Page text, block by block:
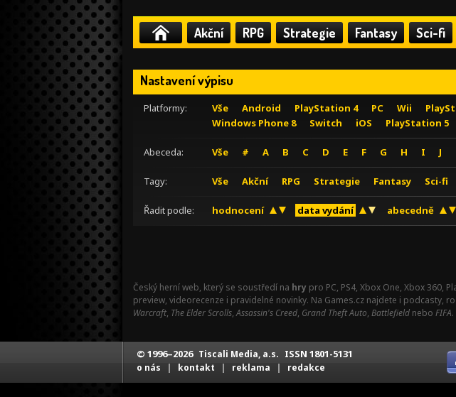
Akční RPG Strategie Fantasy Sci-fi
Nastavení výpisu
Platformy: Vše Android PlayStation 4 PC Wii
Windows Phone 8
Switch iOS PlayStation 5
Abeceda: Vše # A B C D E F G H I J
Tagy: Vše Akční RPG Strategie Fantasy Sci-fi
Řadit podle: hodnocení data vydání abecedně
Český herní web, který se soustředí na hry pro PC, PS4, Xbox One, Xbox 360,
preview, videorecenze i pravidelné novinky. Na Games.cz najdete i podcasty,
Warcraft, The Elder Scrolls,Assassin's Creed, Grand Theft Auto, Battlefield nebo FIFA.
© 1996–2026 Tiscali Media, a.s. ISSN 1801-5131
o nás | kontakt | reklama | redakce